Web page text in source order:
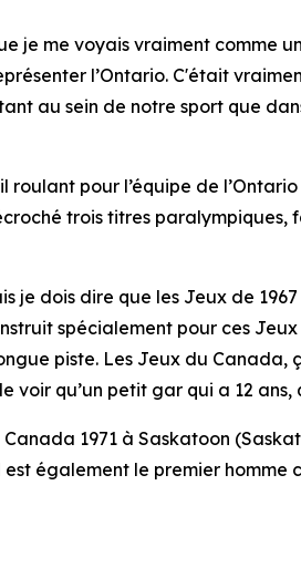
je me voyais vraiment comme
l’Ontario. C'était
au sein de notre sport que
pour l’équipe de
trois titres
je dois dire que les Jeux de
spécialement pour ces
piste. Les Jeux du Canada,
voir qu’un petit gar qui a 12
1971 à Saskatoon
également le premier